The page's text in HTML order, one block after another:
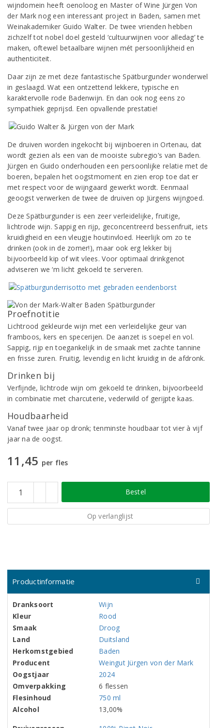
wijndomein heeft oenoloog en Master of Wine Jürgen Von
der Mark nog een interessant project in Baden, samen met
Weinakademiker Guido Walter. De twee vrienden hebben
zichzelf tot nobel doel gesteld ‘cultuurwijnen voor alledag’ te
maken, oftewel betaalbare wijnen mét persoonlijkheid en
authenticiteit.
Daar zijn ze met deze fantastische Spätburgunder wonderwel
in geslaagd. Wat een ontzettend lekkere, typische en
karaktervolle rode Badenwijn. En dan ook nog eens zo
sympathiek geprijsd. Een opvallende prestatie!
De druiven worden ingekocht bij wijnboeren in Ortenau, dat
wordt gezien als een van de mooiste subregio’s van Baden.
Jürgen en Guido onderhouden een persoonlijke relatie met de
boeren, bepalen het oogstmoment en zien erop toe dat er
met respect voor de wijngaard gewerkt wordt. Eenmaal
geoogst verwerken de twee de druiven op Jürgens wijngoed.
Deze Spätburgunder is een zeer verleidelijke, fruitige,
lichtrode wijn. Sappig en rijp, geconcentreerd bessenfruit, iets
kruidigheid en een vleugje houtinvloed. Heerlijk om zo te
drinken (ook in de zomer!), maar ook erg lekker bij
bijvoorbeeld kip of wit vlees. Voor optimaal drinkgenot
adviseren we ‘m licht gekoeld te serveren.
Proefnotitie
Lichtrood gekleurde wijn met een verleidelijke geur van
framboos, kers en specerijen. De aanzet is soepel en vol.
Sappig, rijp en toegankelijk in de smaak met zachte tannine
en frisse zuren. Fruitig, levendig en licht kruidig in de afdronk.
Drinken bij
Verfijnde, lichtrode wijn om gekoeld te drinken, bijvoorbeeld
in combinatie met charcuterie, vederwild of gerijpte kaas.
Houdbaarheid
Vanaf twee jaar op dronk; tenminste houdbaar tot vier à vijf
jaar na de oogst.
11,45 per fles
Bestel
Op verlanglijst
Productinformatie
Dranksoort
Wijn
Kleur
Rood
Smaak
Droog
Land
Duitsland
Herkomstgebied
Baden
Producent
Weingut Jürgen von der Mark
Oogstjaar
2024
Omverpakking
6 flessen
Flesinhoud
750 ml
Alcohol
13,00%